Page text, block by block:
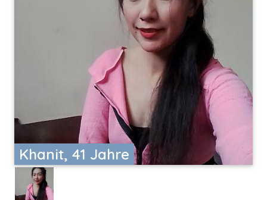
Khanit, 41 Jahre